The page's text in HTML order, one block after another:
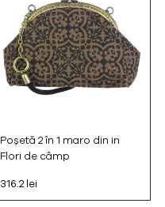
Poșetă 2 în 1 maro din in
Flori de câmp
316.2 lei